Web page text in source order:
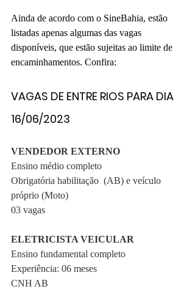
Ainda de acordo com o SineBahia, estão
listadas apenas algumas das vagas
disponíveis, que estão sujeitas ao limite de
encaminhamentos. Confira:
VAGAS DE ENTRE RIOS PARA DIA
16/06/2023
VENDEDOR EXTERNO
Ensino médio completo
Obrigatória habilitação  (AB) e veículo
próprio (Moto)
03 vagas
ELETRICISTA VEICULAR
Ensino fundamental completo
Experiência: 06 meses
CNH AB